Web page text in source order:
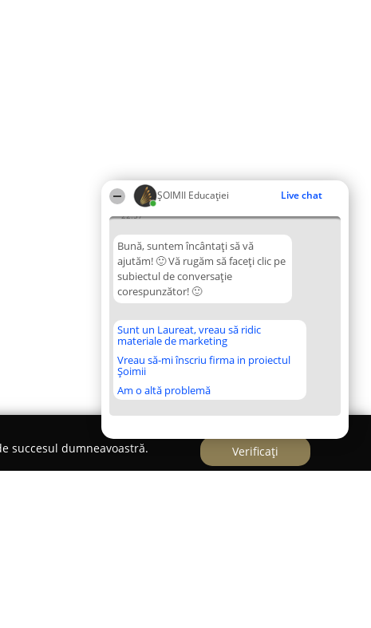
ȘOIMII Educației Live chat
22:57
Bună, suntem încântați să vă
ajutăm! 🙂 Vă rugăm să faceți clic pe
subiectul de conversație
corespunzător! 🙂
Sunt un Laureat, vreau să ridic
materiale de marketing
Vreau să-mi înscriu firma in proiectul
Șoimii
Am o altă problemă
succesul dumneavoastră.
Verificați